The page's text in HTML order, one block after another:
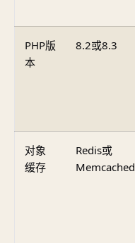
PHP版
本
8.2或8.3
对象
缓存
Redis或
Memcached